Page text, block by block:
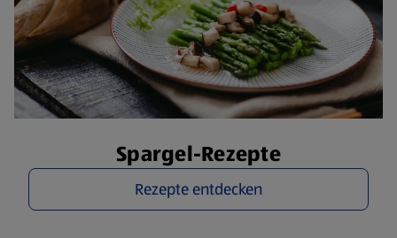
Spargel-Rezepte
Rezepte entdecken